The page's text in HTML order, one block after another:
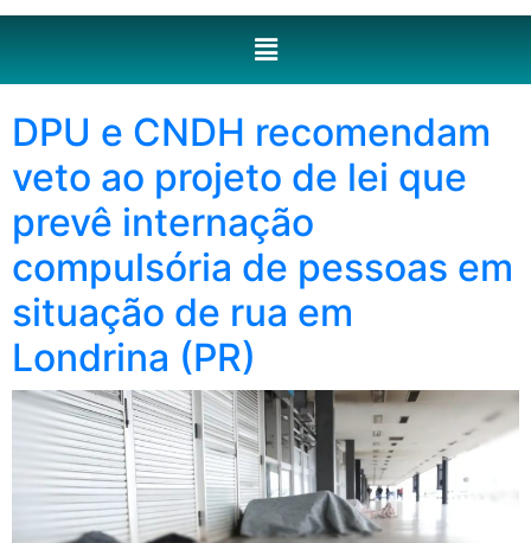
DPU e CNDH recomendam
veto ao projeto de lei que
prevê internação
compulsória de pessoas em
situação de rua em
Londrina (PR)